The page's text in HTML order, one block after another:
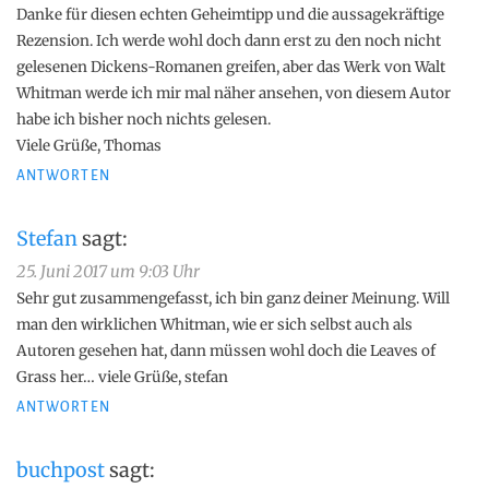
Danke für diesen echten Geheimtipp und die aussagekräftige
Rezension. Ich werde wohl doch dann erst zu den noch nicht
gelesenen Dickens-Romanen greifen, aber das Werk von Walt
Whitman werde ich mir mal näher ansehen, von diesem Autor
habe ich bisher noch nichts gelesen.
Viele Grüße, Thomas
ANTWORTEN
Stefansagt:
25. Juni 2017 um 9:03 Uhr
Sehr gut zusammengefasst, ich bin ganz deiner Meinung. Will
man den wirklichen Whitman, wie er sich selbst auch als
Autoren gesehen hat, dann müssen wohl doch die Leaves of
Grass her… viele Grüße, stefan
ANTWORTEN
buchpostsagt: